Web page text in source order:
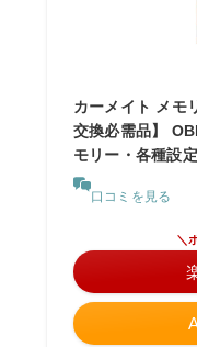
カーメイト メモ
交換必需品】
モリー・各種設
口コミを見る
＼